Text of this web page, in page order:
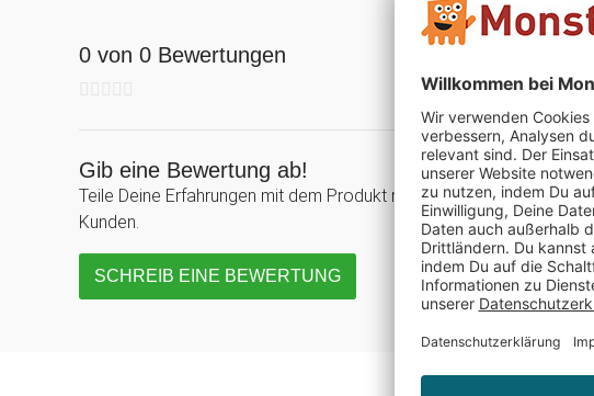
0 von 0 Bewertungen
Gib eine Bewertung ab!
Teile Deine Erfahrungen mit dem Produkt mit anderen
Kunden.
SCHREIB EINE BEWERTUNG